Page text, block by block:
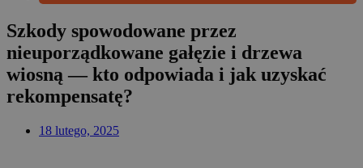
Szkody spowodowane przez
nieuporządkowane gałęzie i drzewa
wiosną — kto odpowiada i jak uzyskać
rekompensatę?
18 lutego, 2025